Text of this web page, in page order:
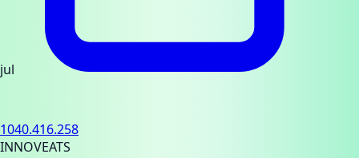
jul
1040.416.258
INNOVEATS